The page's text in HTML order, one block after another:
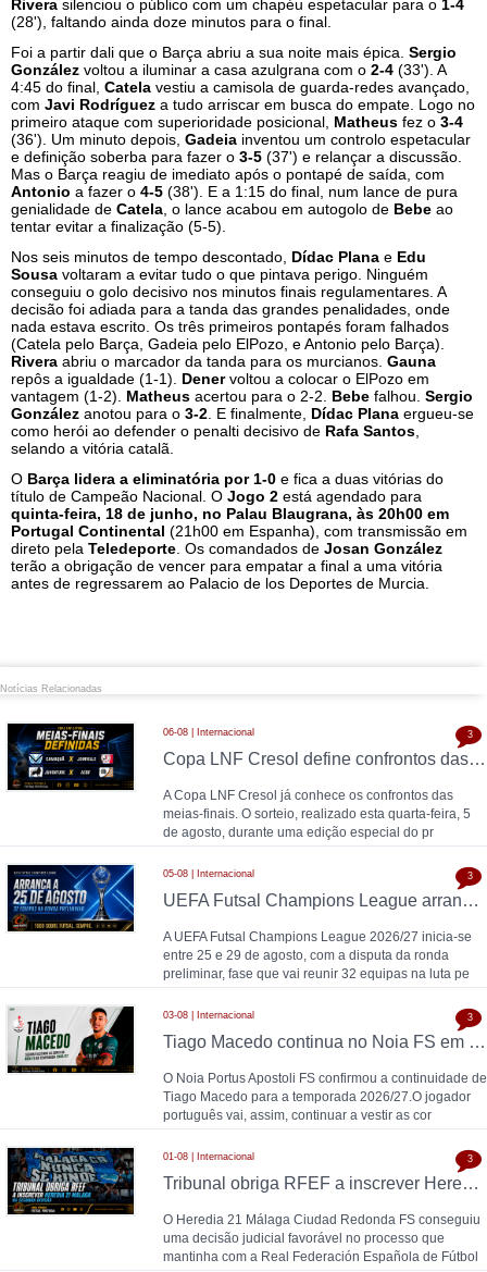
Rivera silenciou o público com um chapéu espetacular para o 1-4
(28'), faltando ainda doze minutos para o final.
Foi a partir dali que o Barça abriu a sua noite mais épica. Sergio
González voltou a iluminar a casa azulgrana com o 2-4 (33'). A
4:45 do final, Catela vestiu a camisola de guarda-redes avançado,
com Javi Rodríguez a tudo arriscar em busca do empate. Logo no
primeiro ataque com superioridade posicional, Matheus fez o 3-4
(36'). Um minuto depois, Gadeia inventou um controlo espetacular
e definição soberba para fazer o 3-5 (37') e relançar a discussão.
Mas o Barça reagiu de imediato após o pontapé de saída, com
Antonio a fazer o 4-5 (38'). E a 1:15 do final, num lance de pura
genialidade de Catela , o lance acabou em autogolo de Bebe ao
tentar evitar a finalização (5-5).
Nos seis minutos de tempo descontado, Dídac Plana e Edu
Sousa voltaram a evitar tudo o que pintava perigo. Ninguém
conseguiu o golo decisivo nos minutos finais regulamentares. A
decisão foi adiada para a tanda das grandes penalidades, onde
nada estava escrito. Os três primeiros pontapés foram falhados
(Catela pelo Barça, Gadeia pelo ElPozo, e Antonio pelo Barça).
Rivera abriu o marcador da tanda para os murcianos. Gauna
repôs a igualdade (1-1). Denervoltou a colocar o ElPozo em
vantagem (1-2). Matheus acertou para o 2-2. Bebe falhou. Sergio
González anotou para o 3-2 . E finalmente, Dídac Plana ergueu-se
como herói ao defender o penalti decisivo de Rafa Santos
selando a vitória catalã.
O Barça lidera a eliminatória por 1-0 e fica a duas vitórias do
título de Campeão Nacional. O Jogo 2 está agendado para
quinta-feira, 18 de junho, no Palau Blaugrana, às 20h00 em
Portugal Continental (21h00 em Espanha), com transmissão em
direto pela Teledeporte . Os comandados de Josan González
terão a obrigação de vencer para empatar a final a uma vitória
antes de regressarem ao Palacio de los Deportes de Murcia.
Notícias Relacionadas
06-08 | Internacional
Copa LNF Cresol define confrontos das meias-finais
A Copa LNF Cresol já conhece os confrontos das
meias-finais. O sorteio, realizado esta quarta-feira, 5
de agosto, durante uma edição especial do pr
3
05-08 | Internacional
UEFA Futsal Champions League arranca a 25 de agosto com 32 equipas na ronda preliminar
A UEFA Futsal Champions League 2026/27 inicia-se
entre 25 e 29 de agosto, com a disputa da ronda
preliminar, fase que vai reunir 32 equipas na luta pe
3
03-08 | Internacional
Tiago Macedo continua no Noia FS em 2026/27
O Noia Portus Apostoli FS confirmou a continuidade de
Tiago Macedo para a temporada 2026/27.O jogador
português vai, assim, continuar a vestir as cor
3
01-08 | Internacional
Tribunal obriga RFEF a inscrever Heredia 21 Málaga na Segunda Divisão
O Heredia 21 Málaga Ciudad Redonda FS conseguiu
uma decisão judicial favorável no processo que
mantinha com a Real Federación Española de Fútbol
3